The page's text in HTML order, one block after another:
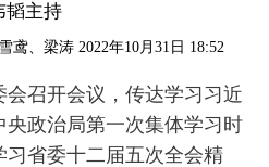
热评 社区
韬主持
鸢、梁涛 2022年10月31日 18:52
召开会议，传达学习习近
政治局第一次集体学习时
省委十二届五次全会精